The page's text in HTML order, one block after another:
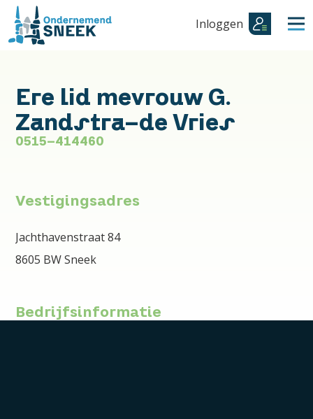
Inloggen
Ere lid mevrouw G.
Zandstra-de Vries
0515-414460
Vestigingsadres
Jachthavenstraat 84
8605 BW Sneek
Bedrijfsinformatie